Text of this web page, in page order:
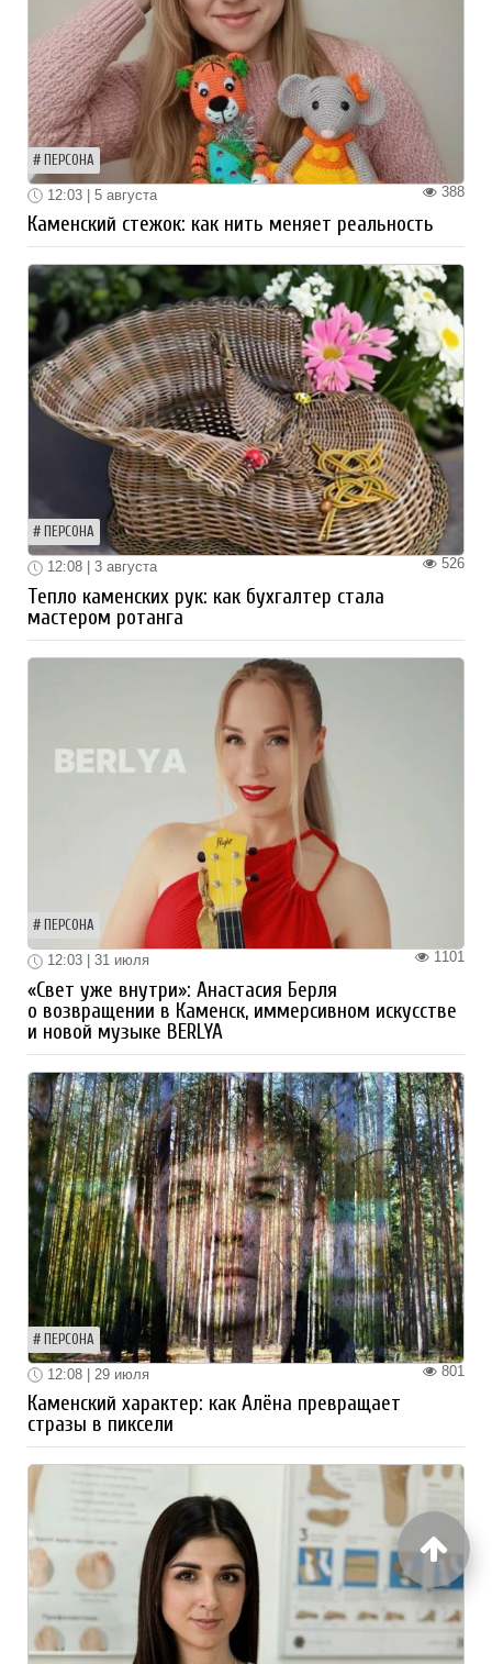
ПЕРСОНА
388
12:03 | 5 августа
Каменский стежок: как нить меняет реальность
ПЕРСОНА
526
12:08 | 3 августа
Тепло каменских рук: как бухгалтер стала
мастером ротанга
ПЕРСОНА
1101
12:03 | 31 июля
«Свет уже внутри»: Анастасия Берля
о возвращении в Каменск, иммерсивном искусстве
и новой музыке BERLYA
ПЕРСОНА
801
12:08 | 29 июля
Каменский характер: как Алёна превращает
стразы в пиксели